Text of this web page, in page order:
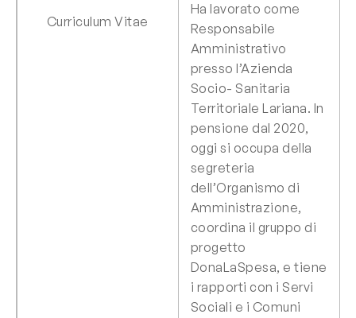
Curriculum Vitae
Ha lavorato come
Responsabile
Amministrativo
presso l’Azienda
Socio- Sanitaria
Territoriale Lariana. In
pensione dal 2020,
oggi si occupa della
segreteria
dell’Organismo di
Amministrazione,
coordina il gruppo di
progetto
DonaLaSpesa, e tiene
i rapporti con i Servi
Sociali e i Comuni